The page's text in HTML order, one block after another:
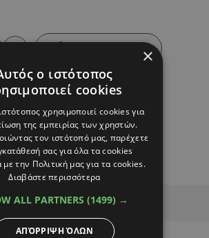
ΚΥΠΡΙΑΚΟ
ΣΥΝΑΝΤΗΣΗ
×
ο ιστότοπος
cookies
χρησιμοποιεί cookies για
της εμπειρίας των χρηστών.
τον ιστότοπό μας, παρέχετε
σας για όλα τα cookies
την Πολιτική μας για τα cookies.
Διαβάστε περισσότερα
ALL PARTNERS (1499) →
ΑΠΌΡΡΙΨΗ ΌΛΩΝ